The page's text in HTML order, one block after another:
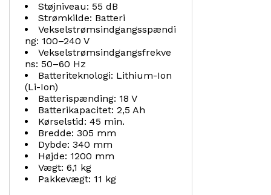
Støjniveau: 55 dB
Strømkilde: Batteri
Vekselstrømsindgangsspændi
ng: 100–240 V
Vekselstrømsindgangsfrekve
ns: 50–60 Hz
Batteriteknologi: Lithium-Ion
(Li-Ion)
Batterispænding: 18 V
Batterikapacitet: 2,5 Ah
Kørselstid: 45 min.
Bredde: 305 mm
Dybde: 340 mm
Højde: 1200 mm
Vægt: 6,1 kg
Pakkevægt: 11 kg